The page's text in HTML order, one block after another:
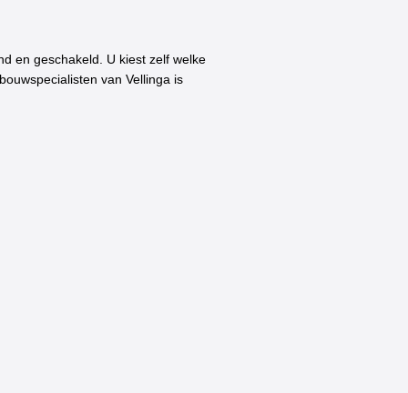
en geschakeld. U kiest zelf welke
van Vellinga is